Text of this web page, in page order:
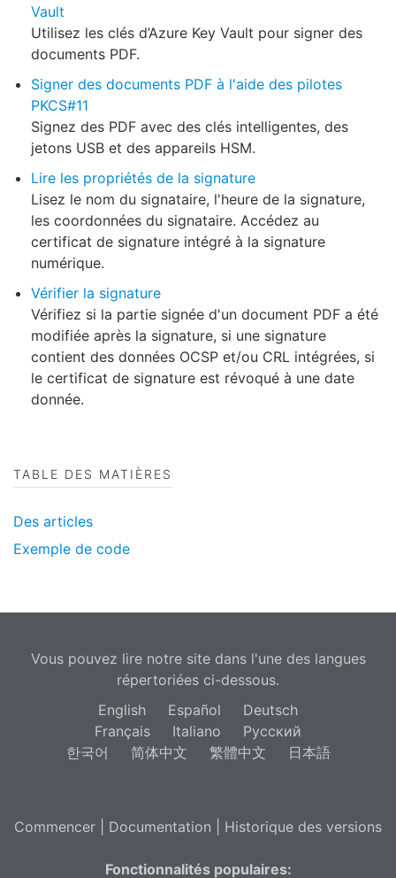
Vault
Utilisez les clés d’Azure Key Vault pour signer des
documents PDF.
Signer des documents PDF à l'aide des pilotes
PKCS#11
Signez des PDF avec des clés intelligentes, des
jetons USB et des appareils HSM.
Lire les propriétés de la signature
Lisez le nom du signataire, l'heure de la signature,
les coordonnées du signataire. Accédez au
certificat de signature intégré à la signature
numérique.
Vérifier la signature
Vérifiez si la partie signée d'un document PDF a été
modifiée après la signature, si une signature
contient des données OCSP et/ou CRL intégrées, si
le certificat de signature est révoqué à une date
donnée.
TABLE DES MATIÈRES
Des articles
Exemple de code
Vous pouvez lire notre site dans l'une des langues
répertoriées ci-dessous.
English
Español
Deutsch
Français
Italiano
Русский
한국어
简体中文 繁體中文 日本語
Commencer Documentation Historique des versions
Fonctionnalités populaires: